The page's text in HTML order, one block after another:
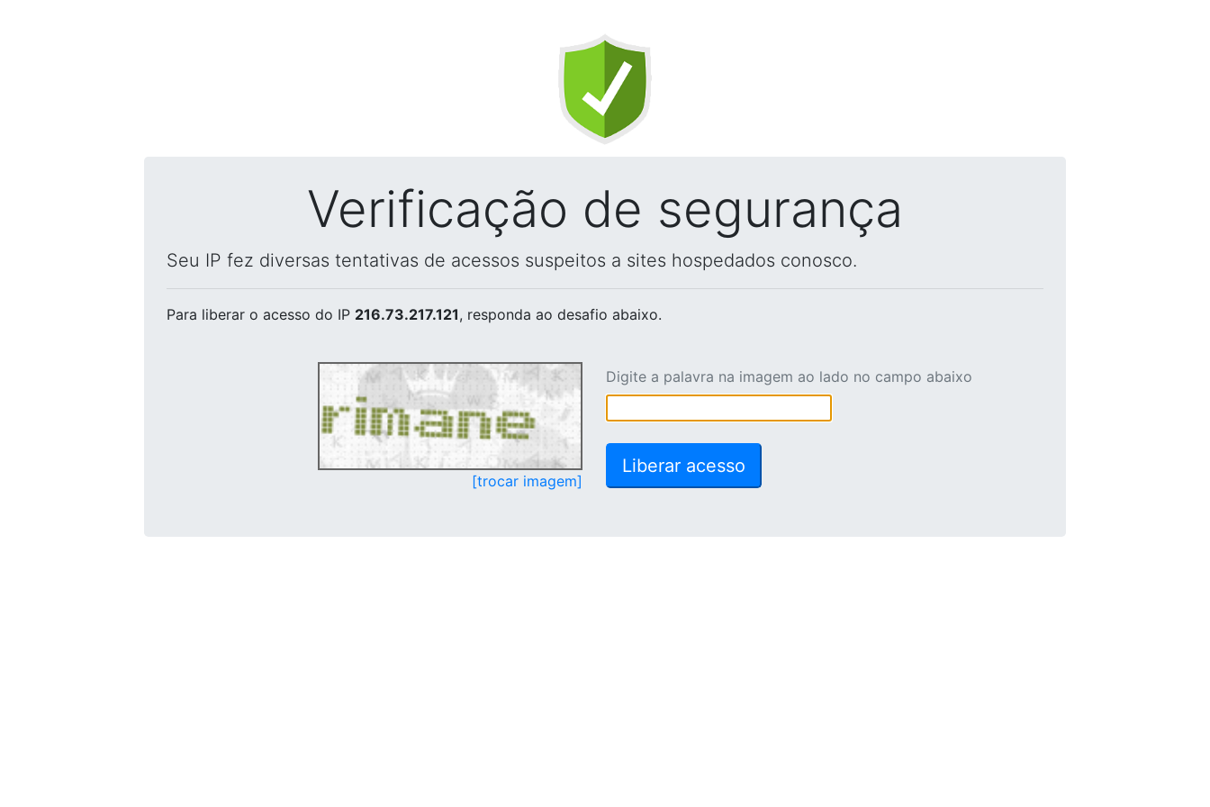
Verificação de segurança
Seu IP fez diversas tentativas de acessos suspeitos a sites hospedados conosco.
Para liberar o acesso do IP 216.73.217.121, responda ao desafio abaixo.
[trocar imagem]
Digite a palavra na imagem ao lado no campo abaixo